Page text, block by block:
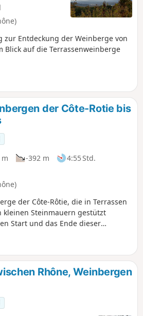
zur Entdeckung der Weinberge von
Blick auf die Terrassenweinberge
der Côte-Rotie bis
m -392 m
4:55 Std.
der Côte-Rôtie, die in Terrassen
Steinmauern gestützt
Start und das Ende dieser
auf guten Wegen und
Straßenabschnitten. Herrliche
das Pilat-Massiv und die
gutem Wetter). Im Abstieg erhebt
vor Ihnen.
Rhône, Weinbergen